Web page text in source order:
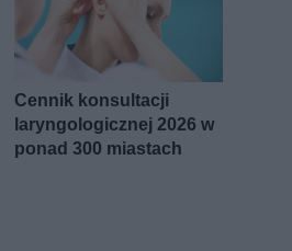
Cennik konsultacji
laryngologicznej 2026 w
ponad 300 miastach